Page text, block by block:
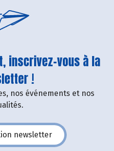
inscrivez-vous à la
!
nos événements et nos
newsletter